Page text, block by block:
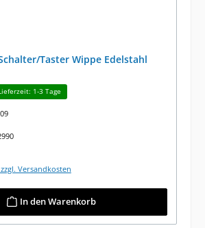
Schalter/Taster Wippe Edelstahl
1-3 Tage
Versandkosten
In den Warenkorb